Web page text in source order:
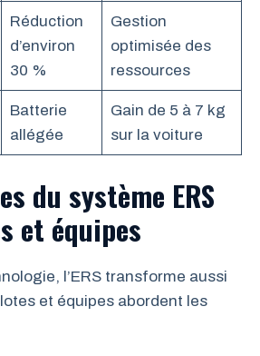
Réduction
d’environ
30 %
Gestion
optimisée des
ressources
Batterie
allégée
Gain de 5 à 7 kg
sur la voiture
du système ERS
et équipes
l’ERS transforme aussi
et équipes abordent les